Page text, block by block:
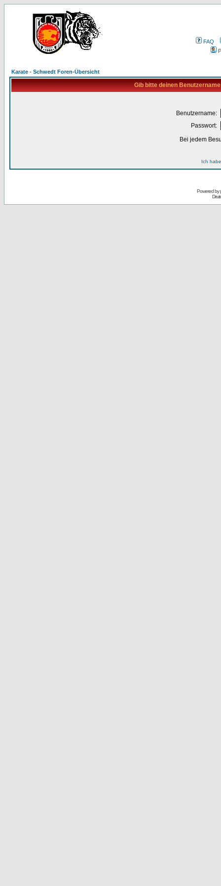
FAQ
Karate - Schwedt Foren-Übersicht
Gib bitte deinen
Benutzername:
Passwort:
Bei jedem
Ich
Powered by